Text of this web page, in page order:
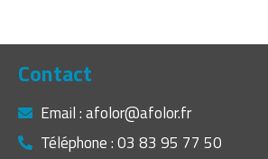
Contact
Email : afolor@afolor.fr
Téléphone : 03 83 95 77 50